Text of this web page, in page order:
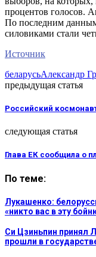
процентов голосов.
По последним
силовиками стали
Источник
беларусьАлександр
предыдущая статья
Российский
следующая статья
Глава ЕК сообщила о
По теме:
Лукашенко:
«никто вас в эту
Си Цзиньпин принял
прошли в